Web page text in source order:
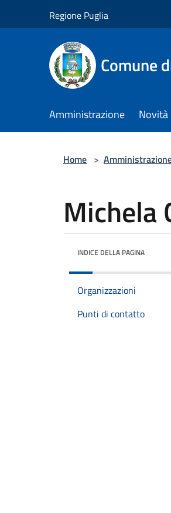
Regione Puglia
Comune
Amministrazione Novità
Home >
Michela
INDICE DELLA PAGINA
Organizzazioni
Punti di contatto